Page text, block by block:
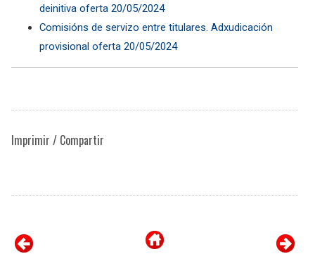
deinitiva oferta 20/05/2024
Comisións de servizo entre titulares. Adxudicación
provisional oferta 20/05/2024
Imprimir / Compartir